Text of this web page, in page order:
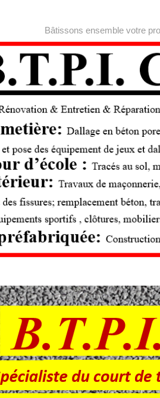
Bâtissons ensemble votre